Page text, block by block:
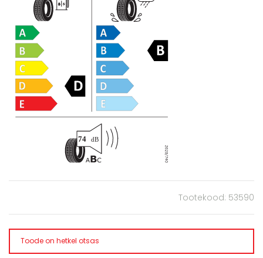
Tootekood: 53590
Toode on hetkel otsas